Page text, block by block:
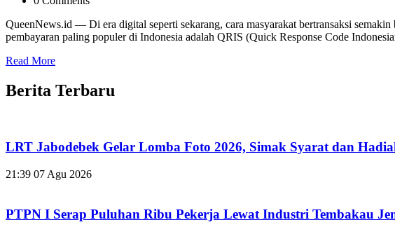
QueenNews.id — Di era digital seperti sekarang, cara masyarakat bertransaksi
pembayaran paling populer di Indonesia adalah QRIS (Quick Response Code
Read More
Berita Terbaru
LRT Jabodebek Gelar Lomba Foto 2026, Simak Syarat dan
21:39 07 Agu 2026
PTPN I Serap Puluhan Ribu Pekerja Lewat Industri Tembakau